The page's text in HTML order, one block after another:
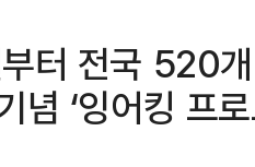
터 전국 520
‘잉어킹 프